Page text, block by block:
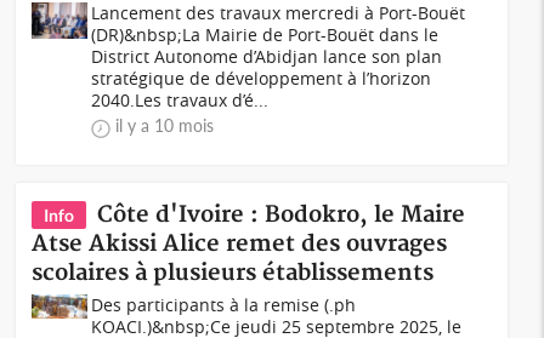
Lancement des travaux mercredi à Port-Bouët
(DR)&nbsp;La Mairie de Port-Bouët dans le
District Autonome d’Abidjan lance son plan
stratégique de développement à l’horizon
2040.Les travaux d’é...
il y a 10 mois
Info
Côte d'Ivoire : Bodokro, le Maire
Atse Akissi Alice remet des ouvrages
scolaires à plusieurs établissements
Des participants à la remise (.ph
KOACI.)&nbsp;Ce jeudi 25 septembre 2025, le